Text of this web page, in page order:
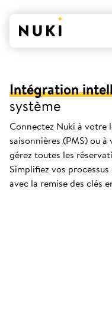
Intégration
système
Connectez Nuki à votre
saisonnières (PMS) ou
gérez toutes les
Simplifiez vos
avec la remise des clés